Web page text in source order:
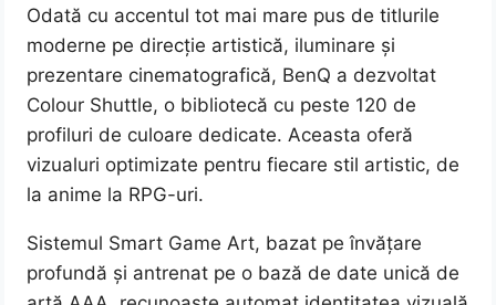
Odată cu accentul tot mai mare pus de titlurile
moderne pe direcție artistică, iluminare și
prezentare cinematografică, BenQ a dezvoltat
Colour Shuttle, o bibliotecă cu peste 120 de
profiluri de culoare dedicate. Aceasta oferă
vizualuri optimizate pentru fiecare stil artistic, de
la anime la RPG-uri.
Sistemul Smart Game Art, bazat pe învățare
profundă și antrenat pe o bază de date unică de